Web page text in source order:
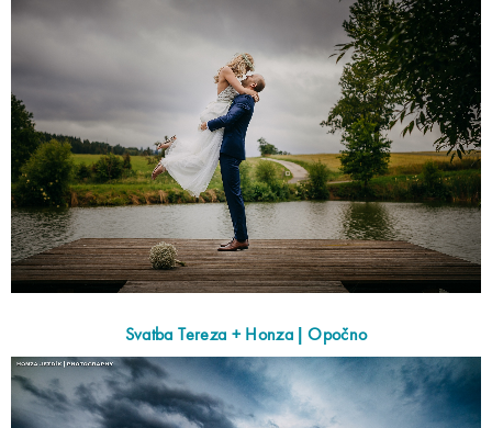
Svatba Tereza + Honza | Opočno